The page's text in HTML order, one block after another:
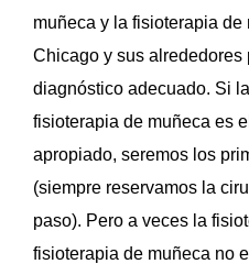
muñeca y la fisioterapia
Chicago y sus alrededores
diagnóstico adecuado. Si
fisioterapia de muñeca es
apropiado, seremos los
(siempre reservamos la
paso). Pero a veces la
fisioterapia de muñeca no